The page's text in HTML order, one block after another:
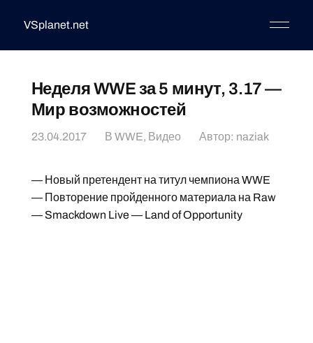
VSplanet.net
Неделя WWE за 5 минут, 3.17 —
Мир возможностей
23.04.2017 В WWE, Видео Автор: naziak
— Новый претендент на титул чемпиона WWE
— Повторение пройденного материала на Raw
— Smackdown Live — Land of Opportunity